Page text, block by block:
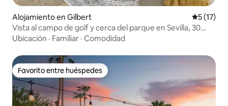
Alojamiento en Gilbert
5 (17)
Vista al campo de golf y cerca del parque en Sevilla, 30
noches mín.
Ubicación · Familiar · Comodidad
Favorito entre huéspedes
Favorito entre huéspedes